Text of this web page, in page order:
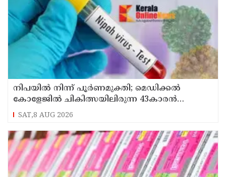
നിപയിൽ നിന്ന് പൂർണമുക്തി; മെഡിക്കൽ
കോളേജിൽ ചികിത്സയിലിരുന്ന 43കാരൻ
വീട്ടിലേക്ക് മടങ്ങി
SAT,8 AUG 2026